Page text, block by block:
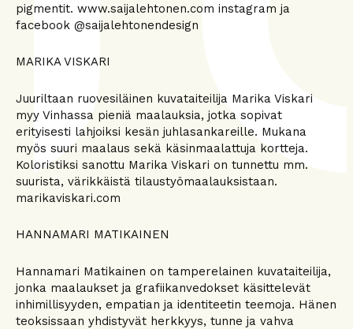
pigmentit. www.saijalehtonen.com instagram ja
facebook @saijalehtonendesign
MARIKA VISKARI
Juuriltaan ruovesiläinen kuvataiteilija Marika Viskari
myy Vinhassa pieniä maalauksia, jotka sopivat
erityisesti lahjoiksi kesän juhlasankareille. Mukana
myös suuri maalaus sekä käsinmaalattuja kortteja.
Koloristiksi sanottu Marika Viskari on tunnettu mm.
suurista, värikkäistä tilaustyömaalauksistaan.
marikaviskari.com
HANNAMARI MATIKAINEN
Hannamari Matikainen on tamperelainen kuvataiteilija,
jonka maalaukset ja grafiikanvedokset käsittelevät
inhimillisyyden, empatian ja identiteetin teemoja. Hänen
teoksissaan yhdistyvät herkkyys, tunne ja vahva